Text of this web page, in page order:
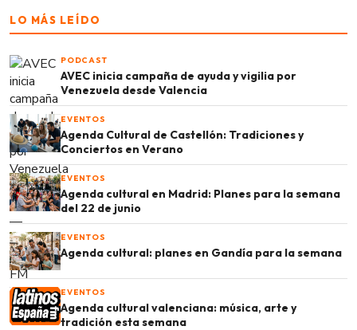
LO MÁS LEÍDO
PODCAST
AVEC inicia campaña de ayuda y vigilia por
Venezuela desde Valencia
EVENTOS
Agenda Cultural de Castellón: Tradiciones y
Conciertos en Verano
EVENTOS
Agenda cultural en Madrid: Planes para la semana
del 22 de junio
EVENTOS
Agenda cultural: planes en Gandía para la semana
EVENTOS
Agenda cultural valenciana: música, arte y
tradición esta semana